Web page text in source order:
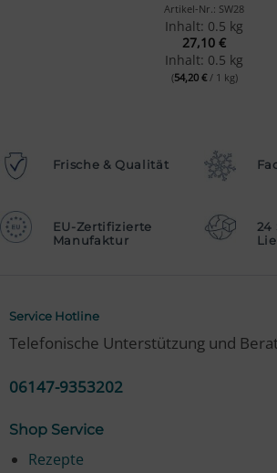
Artikel-Nr.: SW28
Inhalt: 0.5 kg
27,10 €
Inhalt: 0.5 kg
(54,20 €/ 1 kg)
Frische & Qualität
EU-Zertifizierte
Manufaktur
24
Service Hotline
Telefonische Unterstützung und
06147-9353202
Shop Service
Rezepte